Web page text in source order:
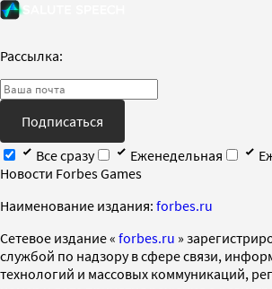
Рассылка:
Подписаться
Все сразу
Еженедельная
Новости Forbes Games
Наименование издания: forbes.ru
Cетевое издание « forbes.ru »
службой по надзору в сфере связи,
технологий и массовых коммуникаций,